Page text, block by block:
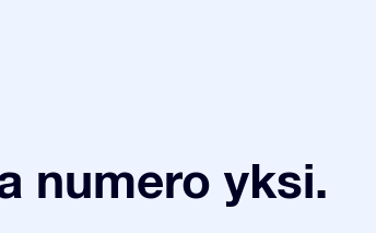
numero yksi.